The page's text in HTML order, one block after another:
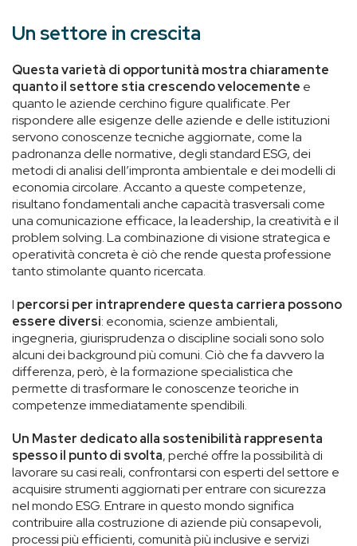
Un settore in crescita
Questa varietà di opportunità mostra chiaramente
quanto il settore stia crescendo velocemente e
quanto le aziende cerchino figure qualificate. Per
rispondere alle esigenze delle aziende e delle istituzioni
servono conoscenze tecniche aggiornate, come la
padronanza delle normative, degli standard ESG, dei
metodi di analisi dell’impronta ambientale e dei modelli di
economia circolare. Accanto a queste competenze,
risultano fondamentali anche capacità trasversali come
una comunicazione efficace, la leadership, la creatività e il
problem solving. La combinazione di visione strategica e
operatività concreta è ciò che rende questa professione
tanto stimolante quanto ricercata.
I percorsi per intraprendere questa carriera possono
essere diversi: economia, scienze ambientali,
ingegneria, giurisprudenza o discipline sociali sono solo
alcuni dei background più comuni. Ciò che fa davvero la
differenza, però, è la formazione specialistica che
permette di trasformare le conoscenze teoriche in
competenze immediatamente spendibili.
Un Master dedicato alla sostenibilità rappresenta
spesso il punto di svolta, perché offre la possibilità di
lavorare su casi reali, confrontarsi con esperti del settore e
acquisire strumenti aggiornati per entrare con sicurezza
nel mondo ESG. Entrare in questo mondo significa
contribuire alla costruzione di aziende più consapevoli,
processi più efficienti, comunità più inclusive e servizi